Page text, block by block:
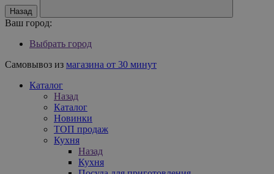
Назад
Ваш город:
Выбрать город
Самовывоз из магазина от 30 минут
Каталог
Назад
Каталог
Новинки
ТОП продаж
Кухня
Назад
Кухня